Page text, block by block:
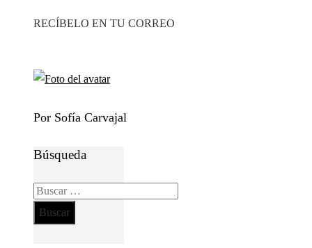
RECÍBELO EN TU CORREO
Por Sofía Carvajal
Búsqueda
Buscar: